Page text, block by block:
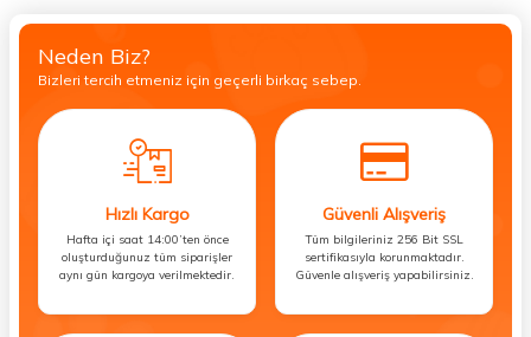
Neden Biz?
Bizleri tercih etmeniz için geçerli birkaç sebep.
Hızlı Kargo
Hafta içi saat 14:00’ten önce
oluşturduğunuz tüm siparişler
aynı gün kargoya verilmektedir.
Güvenli Alışveriş
Tüm bilgileriniz 256 Bit SSL
sertifikasıyla korunmaktadır.
Güvenle alışveriş yapabilirsiniz.